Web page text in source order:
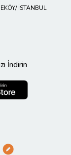
İSTANBUL
İndirin